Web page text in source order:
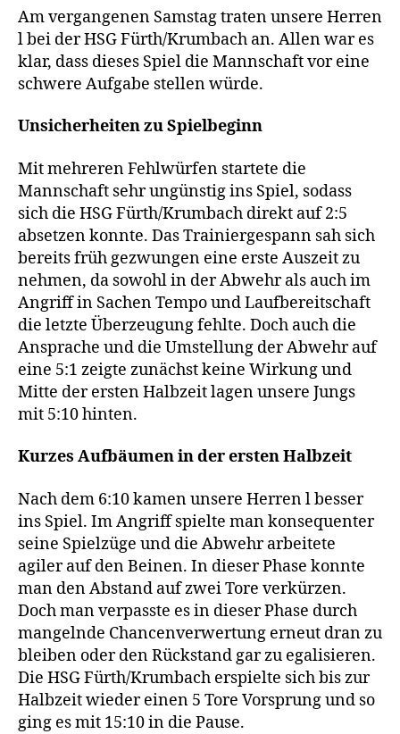
Am vergangenen Samstag traten unsere Herren
l bei der HSG Fürth/Krumbach an. Allen war es
klar, dass dieses Spiel die Mannschaft vor eine
schwere Aufgabe stellen würde.
Unsicherheiten zu Spielbeginn
Mit mehreren Fehlwürfen startete die
Mannschaft sehr ungünstig ins Spiel, sodass
sich die HSG Fürth/Krumbach direkt auf 2:5
absetzen konnte. Das Trainiergespann sah sich
bereits früh gezwungen eine erste Auszeit zu
nehmen, da sowohl in der Abwehr als auch im
Angriff in Sachen Tempo und Laufbereitschaft
die letzte Überzeugung fehlte. Doch auch die
Ansprache und die Umstellung der Abwehr auf
eine 5:1 zeigte zunächst keine Wirkung und
Mitte der ersten Halbzeit lagen unsere Jungs
mit 5:10 hinten.
Kurzes Aufbäumen in der ersten Halbzeit
Nach dem 6:10 kamen unsere Herren l besser
ins Spiel. Im Angriff spielte man konsequenter
seine Spielzüge und die Abwehr arbeitete
agiler auf den Beinen. In dieser Phase konnte
man den Abstand auf zwei Tore verkürzen.
Doch man verpasste es in dieser Phase durch
mangelnde Chancenverwertung erneut dran zu
bleiben oder den Rückstand gar zu egalisieren.
Die HSG Fürth/Krumbach erspielte sich bis zur
Halbzeit wieder einen 5 Tore Vorsprung und so
ging es mit 15:10 in die Pause.